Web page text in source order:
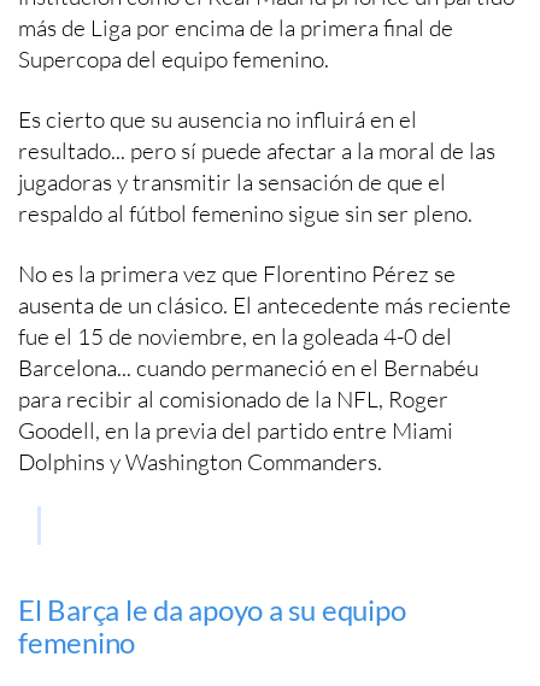
más de Liga por encima de la primera final de
Supercopa del equipo femenino.
Es cierto que su ausencia no influirá en el
resultado... pero sí puede afectar a la moral de las
jugadoras y transmitir la sensación de que el
respaldo al fútbol femenino sigue sin ser pleno.
No es la primera vez que Florentino Pérez se
ausenta de un clásico. El antecedente más reciente
fue el 15 de noviembre, en la goleada 4-0 del
Barcelona... cuando permaneció en el Bernabéu
para recibir al comisionado de la NFL, Roger
Goodell, en la previa del partido entre Miami
Dolphins y Washington Commanders.
El Barça le da apoyo a su equipo
femenino